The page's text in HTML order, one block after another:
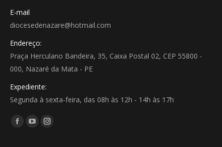
E-mail
diocesedenazare@hotmail.com
Endereço:
Praça Herculano Bandeira, 35, Caixa Postal 02, CEP 55800 -
000, Nazaré da Mata - PE
Expediente:
Segunda à sexta-feira, das 08h às 12h - 14h às 17h
Encontre-nos em:
Facebook
YouTubeInstagram